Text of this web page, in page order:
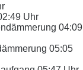
Uhr
04:09
05:05